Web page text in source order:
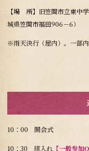
【場 所】 旧笠間市立東中
城県笠間市福田906－6）
※雨天決行（屋内）。一部
10：00 開会式
10：30 球入れ【一般参加